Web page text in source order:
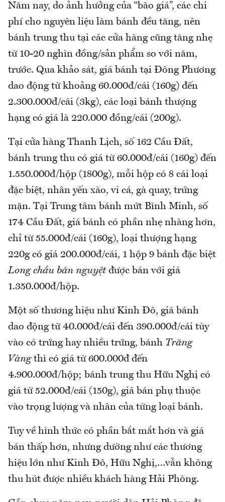
Năm nay, do ảnh hưởng của “bão giá”, các chi
phí cho nguyên liệu làm bánh đều tăng, nên
bánh trung thu tại các cửa hàng cũng tăng nhẹ
từ 10-20 nghìn đồng/sản phẩm so với năm,
trước. Qua khảo sát, giá bánh tại Đông Phương
dao động từ khoảng 60.000đ/cái (160g) đến
2.300.000đ/cái (3kg), các loại bánh thượng
hạng có giá là 220.000 đồng/cái (200g).
Tại cửa hàng Thanh Lịch, số 162 Cầu Đất,
bánh trung thu có giá từ 60.000đ/cái (160g) đến
1.550.000đ/hộp (1800g), mỗi hộp có 8 cái loại
đặc biệt, nhân yến xào, vi cá, gà quay, trứng
mặn. Tại Trung tâm bánh mứt Bình Minh, số
174 Cầu Đất, giá bánh có phần nhẹ nhàng hơn,
chỉ từ 55.000đ/cái (160g), loại thượng hạng
220g có giá 200.000đ/cái, 1 hộp 9 bánh đặc biệt
Long chầu bán nguyệt được bán với giá
1.350.000đ/hộp.
Một số thương hiệu như Kinh Đô, giá bánh
dao động từ 40.000đ/cái đến 390.000đ/cái tùy
vào có trứng hay nhiều trứng, bánh Trăng
Vàngthì có giá từ 600.000đ đến
4.900.000đ/hộp; bánh trung thu Hữu Nghị có
giá từ 52.000đ/cái (150g), giá bán phụ thuộc
vào trọng lượng và nhân của từng loại bánh.
Tuy về hình thức có phần bắt mắt hơn và giá
bán thấp hơn, nhưng dường như các thương
hiệu lớn như Kinh Đô, Hữu Nghị,…vẫn không
thu hút được nhiều khách hàng Hải Phòng.